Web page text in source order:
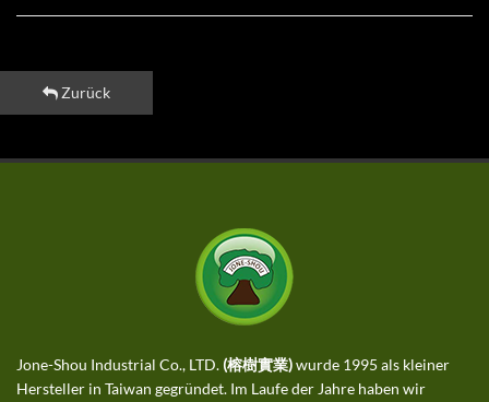
Zurück
Jone-Shou Industrial Co., LTD. (榕樹實業)wurde 1995 als kleiner
Hersteller in Taiwan gegründet. Im Laufe der Jahre haben wir